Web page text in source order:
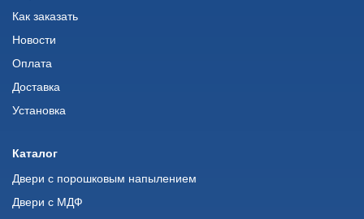
Как заказать
Новости
Оплата
Доставка
Установка
Каталог
Двери с порошковым напылением
Двери с МДФ